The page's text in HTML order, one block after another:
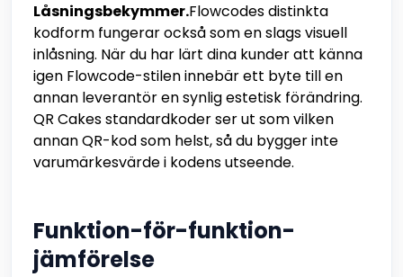
Låsningsbekymmer.Flowcodes distinkta
kodform fungerar också som en slags visuell
inlåsning. När du har lärt dina kunder att känna
igen Flowcode-stilen innebär ett byte till en
annan leverantör en synlig estetisk förändring.
QR Cakes standardkoder ser ut som vilken
annan QR-kod som helst, så du bygger inte
varumärkesvärde i kodens utseende.
Funktion-för-funktion-
jämförelse